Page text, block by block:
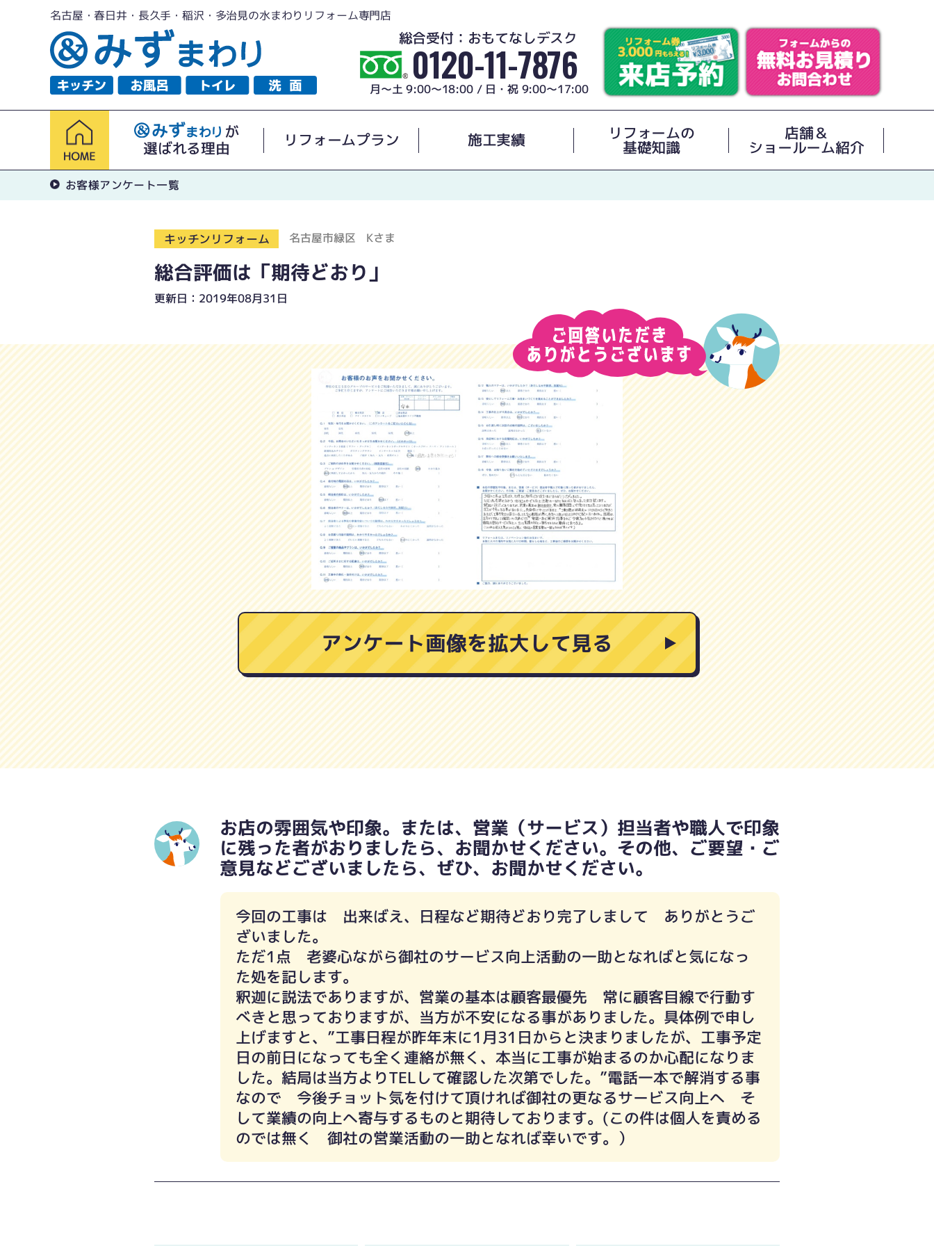
名古屋・春日井・長久手・稲沢・多治見の水まわりリフォーム専門店
総合受付：おもてなしデスク
0120-11-7876
月～土 9:00～18:00 / 日・祝 9:00～17:00
が
選ばれる理由
リフォームプラン 施工実績 リフォームの
基礎知識
店舗＆
ショールーム紹介
お客様アンケート一覧
キッチンリフォーム 名古屋市緑区 Kさま
総合評価は「期待どおり」
更新日：2019年08月31日
アンケート画像を拡大して見る
お店の雰囲気や印象。または、営業（サービス）担当者や職人で印象
に残った者がおりましたら、お聞かせください。その他、ご要望・ご
意見などございましたら、ぜひ、お聞かせください。
今回の工事は 出来ばえ、日程など期待どおり完了しまして ありがとうご
ざいました。
ただ1点 老婆心ながら御社のサービス向上活動の一助となればと気になっ
た処を記します。
釈迦に説法でありますが、営業の基本は顧客最優先 常に顧客目線で行動す
べきと思っておりますが、当方が不安になる事がありました。具体例で申し
上げますと、”工事日程が昨年末に1月31日からと決まりましたが、工事予定
日の前日になっても全く連絡が無く、本当に工事が始まるのか心配になりま
した。結局は当方よりTELして確認した次第でした。”電話一本で解消する事
なので 今後チョット気を付けて頂ければ御社の更なるサービス向上へ そ
して業績の向上へ寄与するものと期待しております。(この件は個人を責める
のでは無く 御社の営業活動の一助となれば幸いです。）